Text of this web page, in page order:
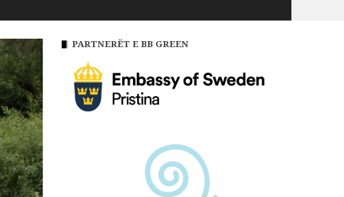
PARTNERËT E BB GREEN